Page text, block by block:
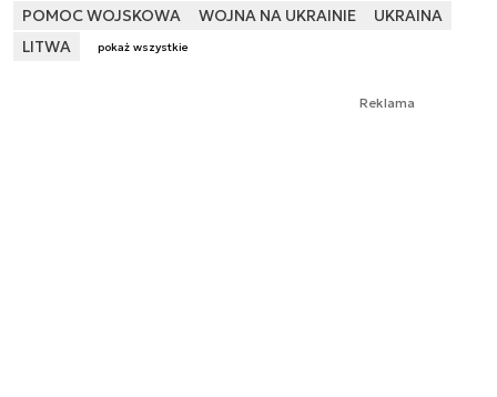
POMOC WOJSKOWA WOJNA NA UKRAINIE
UKRAINA
LITWA
pokaż wszystkie
Reklama